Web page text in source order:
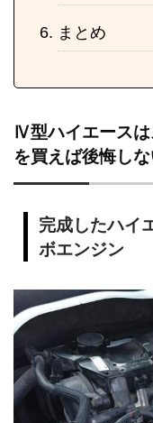
まとめ
Ⅳ型ハイエース
を買えば後悔しな
完成したハイ
ボエンジン